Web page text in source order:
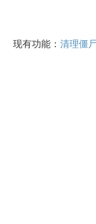
现有功能：清理僵